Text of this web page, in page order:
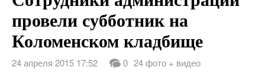
провели субботник на
Коломенском кладбище
24 апреля 2015 17:52 0 24 фото + видео